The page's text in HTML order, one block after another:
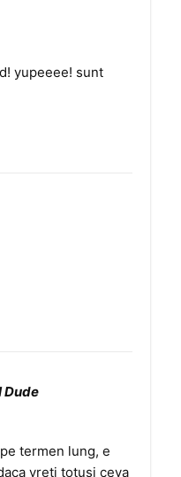
yupeeee! sunt
Dude
termen lung, e
vreti totusi ceva